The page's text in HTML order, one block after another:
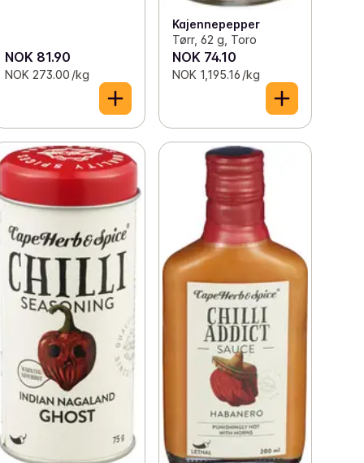
NOK 81.90
NOK 273.00 /kg
Kajennepepper
Tørr, 62 g, Toro
NOK 74.10
NOK 1,195.16 /kg